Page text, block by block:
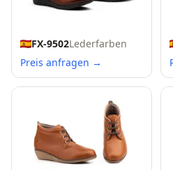
FX-9502Lederfarben
Preis anfragen →